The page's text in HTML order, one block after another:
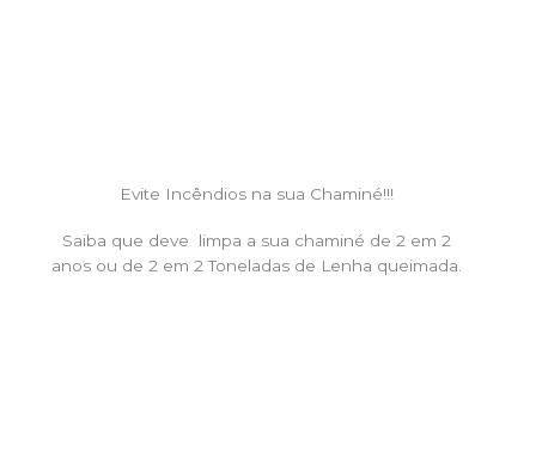
Evite Incêndios na sua Chaminé!!!
Saiba que deve limpa a sua chaminé de 2 em 2
anos ou de 2 em 2 Toneladas de Lenha queimada.